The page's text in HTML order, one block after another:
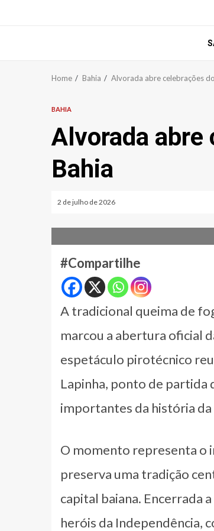
Home Bahia Alvorada abre celebrações
BAHIA
Alvorada abre
Bahia
2 de julho de 2026
#Compartilhe
A tradicional queima de
marcou a abertura oficial
espetáculo pirotécnico
Lapinha, ponto de partida
importantes da história da
O momento representa o
preserva uma tradição
capital baiana. Encerrada
heróis da Independência,